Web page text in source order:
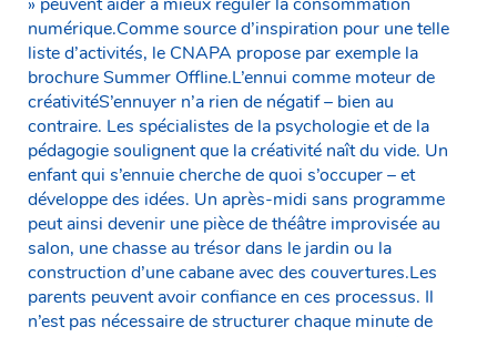
numérique.Comme source d’inspiration pour une telle
liste d’activités, le CNAPA propose par exemple la
brochure Summer Offline.L’ennui comme moteur de
créativitéS’ennuyer n’a rien de négatif – bien au
contraire. Les spécialistes de la psychologie et de la
pédagogie soulignent que la créativité naît du vide. Un
enfant qui s’ennuie cherche de quoi s’occuper – et
développe des idées. Un après-midi sans programme
peut ainsi devenir une pièce de théâtre improvisée au
salon, une chasse au trésor dans le jardin ou la
construction d’une cabane avec des couvertures.Les
parents peuvent avoir confiance en ces processus. Il
n’est pas nécessaire de structurer chaque minute de